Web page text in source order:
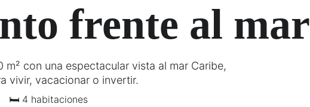
frente al mar
m² con una espectacular vista al mar Caribe,
vivir, vacacionar o invertir.
🛏 4 habitaciones